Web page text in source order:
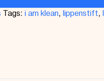
Tags: i am klean, lippenstift,